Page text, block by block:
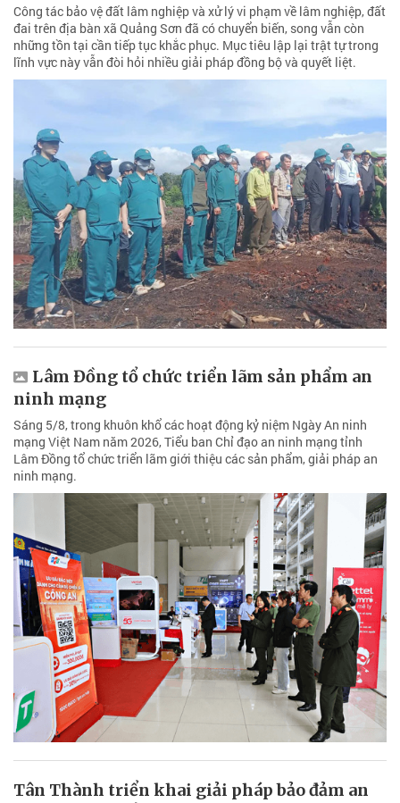
Công tác bảo vệ đất lâm nghiệp và xử lý vi phạm về lâm nghiệp, đất
đai trên địa bàn xã Quảng Sơn đã có chuyển biến, song vẫn còn
những tồn tại cần tiếp tục khắc phục. Mục tiêu lập lại trật tự trong
lĩnh vực này vẫn đòi hỏi nhiều giải pháp đồng bộ và quyết liệt.
Lâm Đồng tổ chức triển lãm sản phẩm an
ninh mạng
Sáng 5/8, trong khuôn khổ các hoạt động kỷ niệm Ngày An ninh
mạng Việt Nam năm 2026, Tiểu ban Chỉ đạo an ninh mạng tỉnh
Lâm Đồng tổ chức triển lãm giới thiệu các sản phẩm, giải pháp an
ninh mạng.
Tân Thành triển khai giải pháp bảo đảm an